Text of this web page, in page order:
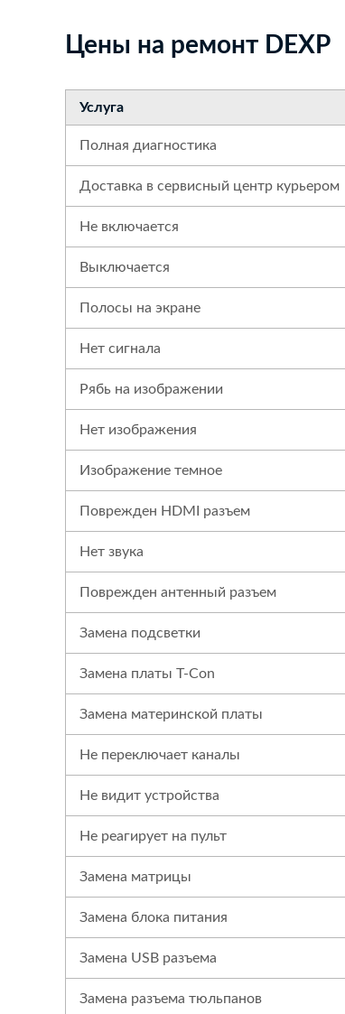
Цены на ремонт DEXP
Услуга
Полная диагностика
Доставка в сервисный центр курьером
Не включается
Выключается
Полосы на экране
Нет сигнала
Рябь на изображении
Нет изображения
Изображение темное
Поврежден HDMI разъем
Нет звука
Поврежден антенный разъем
Замена подсветки
Замена платы T-Con
Замена материнской платы
Не переключает каналы
Не видит устройства
Не реагирует на пульт
Замена матрицы
Замена блока питания
Замена USB разъема
Замена разъема тюльпанов